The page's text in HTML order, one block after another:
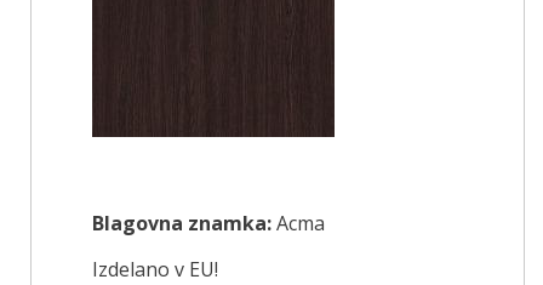
Blagovna znamka:Acma
Izdelano v EU!